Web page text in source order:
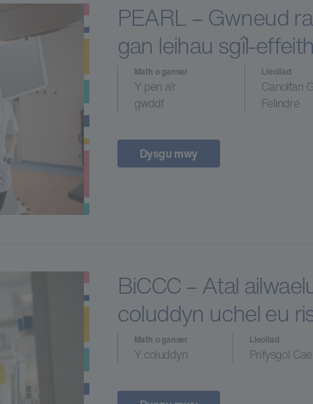
PEARL – Gwneud
gan leihau sgîl-
Math o ganser
Y pen a’r
gwddf
Lleoliad
Canolfan
Felindre
Dysgu mwy
BiCCC – Atal
coluddyn uchel eu
Math o ganser
Y coluddyn
Lleoliad
Prifysgol